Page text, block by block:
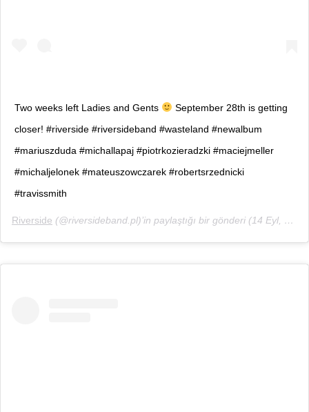
Two weeks left Ladies and Gents
September 28th is getting
closer! #riverside #riversideband #wasteland #newalbum
#mariuszduda #michallapaj #piotrkozieradzki #maciejmeller
#michaljelonek #mateuszowczarek #robertsrzednicki
#travissmith
Riverside (@riversideband.pl)’in paylaştığı bir gönderi (14 Eyl, 2018, 11:05ös PDT